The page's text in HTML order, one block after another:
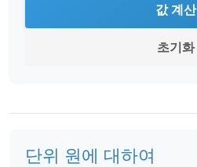
값 계산
초기화
단위 원에 대하여